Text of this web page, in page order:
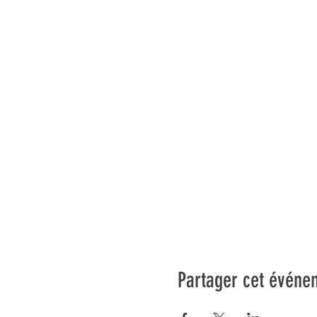
Partager cet